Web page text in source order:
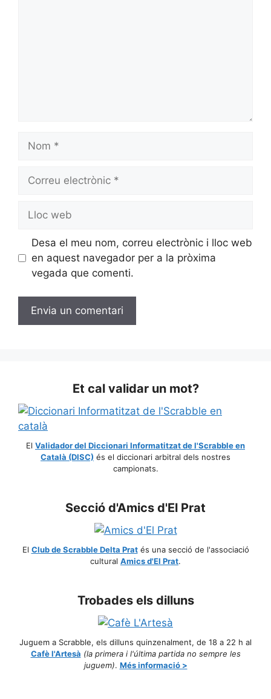
Nom
Correu
Lloc
Desa el meu nom, correu electrònic i lloc web
en aquest navegador per a la pròxima
vegada que comenti.
Et cal validar un mot?
El Validador del Diccionari Informatitzat de l'Scrabble en
Català (DISC) és el diccionari arbitral dels nostres
campionats.
Secció d'Amics d'El Prat
El Club de Scrabble Delta Pratés una secció de l'associació
cultural Amics d'El Prat.
Trobades els dilluns
Juguem a Scrabble, els dilluns quinzenalment, de 18 a 22 h al
Cafè l'Artesà (la primera i l'última partida no sempre les
juguem). Més informació >